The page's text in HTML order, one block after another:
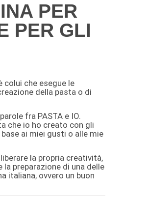
PER
PER GLI
colui che esegue le
della pasta o di
fra PASTA e IO.
che io ho creato con gli
ai miei gusti o alle mie
la propria creatività,
la preparazione di una delle
italiana, ovvero un buon